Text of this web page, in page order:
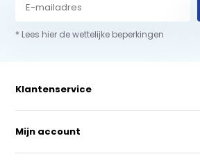
* Lees hier de wettelijke beperkingen
Klantenservice
Mijn account